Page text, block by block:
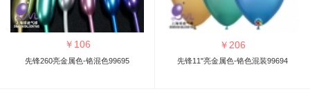
￥ 106
先锋260亮金属色-铬混色99695
￥ 206
先锋11"亮金属色-铬色混装99694